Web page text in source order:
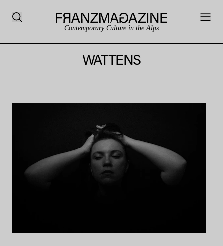
Contemporary Culture in the Alps
WATTENS